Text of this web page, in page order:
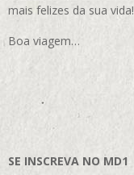
mais felizes da sua vida!
Boa viagem…
SE INSCREVA NO MD1